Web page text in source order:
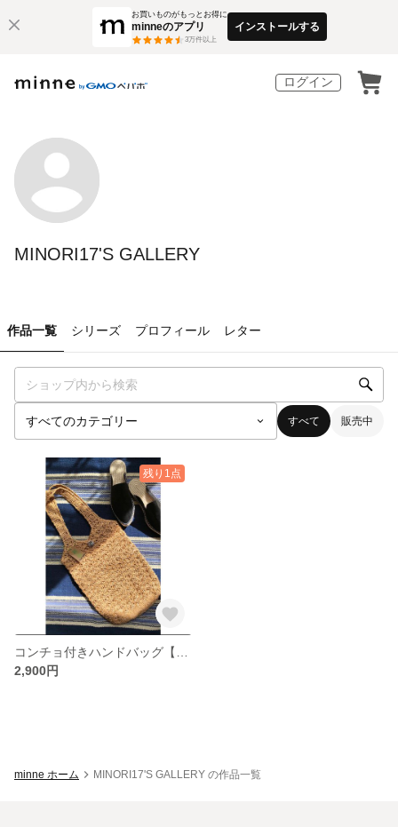
お買いものがもっとお得に
minneのアプリ
3万件以上
インストールする
ログイン
MINORI17'S GALLERY
作品一覧 シリーズ プロフィール レター
すべて 販売中
残り1点
2,900円
minne ホーム MINORI17'S GALLERY の作品一覧